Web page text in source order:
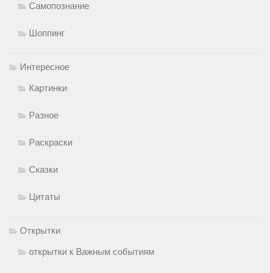
Самопознание
Шоппинг
Интересное
Картинки
Разное
Раскраски
Сказки
Цитаты
Открытки
открытки к Важным событиям